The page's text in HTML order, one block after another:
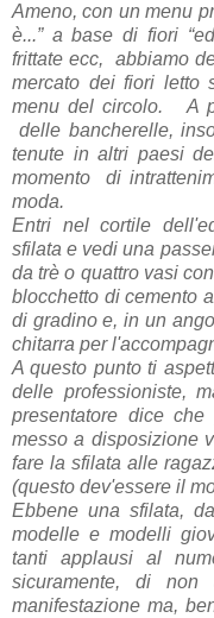
Ameno, con un menu
è...” a base di fiori
frittate ecc, abbiamo
mercato dei fiori letto
menu del circolo. A
delle bancherelle,
tenute in altri paesi
momento di
moda.
Entri nel cortile
sfilata e vedi una
da trè o quattro vasi
blocchetto di cemento
di gradino e, in un
chitarra per
A questo punto ti
delle professioniste,
presentatore dice
messo a disposizione
fare la sfilata alle
(questo dev'essere il
Ebbene una sfilata,
modelle e modelli
tanti applausi al
sicuramente, di non
manifestazione ma,